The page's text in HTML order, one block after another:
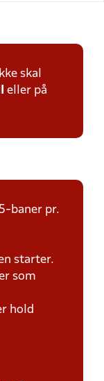
skal
eller på
baner pr.
starter.
som
hold